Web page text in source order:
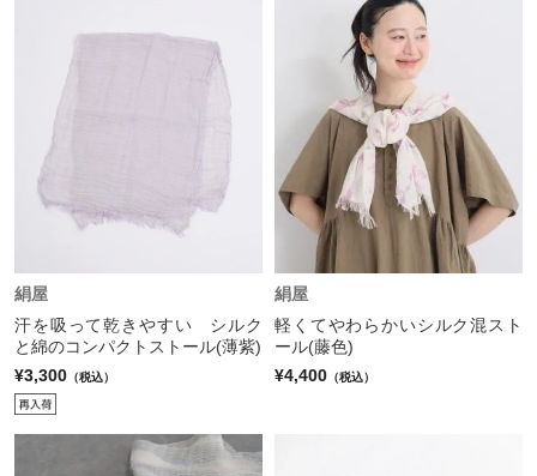
絹屋
汗を吸って乾きやすい シルク
と綿のコンパクトストール(薄紫)
¥3,300 （税込）
絹屋
軽くてやわらかいシルク混スト
ール(藤色)
¥4,400 （税込）